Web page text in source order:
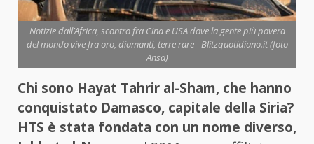
Notizie dall’Africa, scontro fra Cina e USA dove la gente più povera
del mondo vive fra oro, diamanti, terre rare - Blitzquotidiano.it (foto
Ansa)
Chi sono Hayat Tahrir al-Sham, che hanno
conquistato Damasco, capitale della Siria?
HTS è stata fondata con un nome diverso,